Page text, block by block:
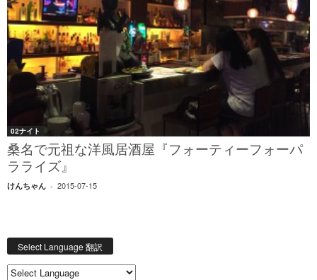
02ナイト
桑名で元祖な洋風居酒屋『フォーティーフォーパ
ラライズ』
けんちゃん - 2015-07-15
Select Language 翻訳